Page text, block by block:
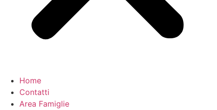
Home
Contatti
Area Famiglie